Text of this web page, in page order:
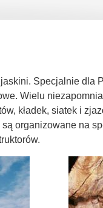
Specjalnie dla
Wielu
kładek, siatek i
organizowane na